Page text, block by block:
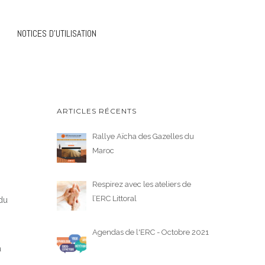
NOTICES D’UTILISATION
ARTICLES RÉCENTS
Rallye Aïcha des Gazelles du
Maroc
Respirez avec les ateliers de
l’ERC Littoral
Agendas de l'ERC - Octobre 2021